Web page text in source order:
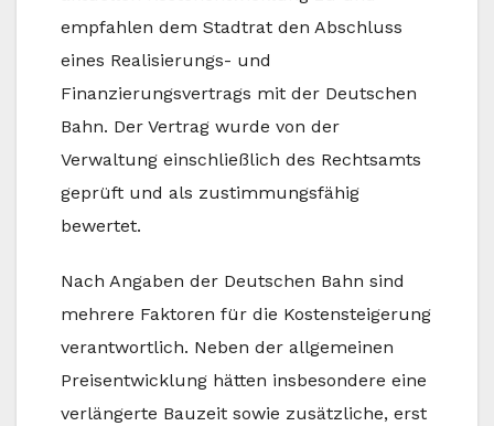
empfahlen dem Stadtrat den Abschluss
eines Realisierungs- und
Finanzierungsvertrags mit der Deutschen
Bahn. Der Vertrag wurde von der
Verwaltung einschließlich des Rechtsamts
geprüft und als zustimmungsfähig
bewertet.
Nach Angaben der Deutschen Bahn sind
mehrere Faktoren für die Kostensteigerung
verantwortlich. Neben der allgemeinen
Preisentwicklung hätten insbesondere eine
verlängerte Bauzeit sowie zusätzliche, erst